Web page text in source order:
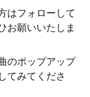
はフォローして
お願いいたしま
のポップアップ
てみてくださ